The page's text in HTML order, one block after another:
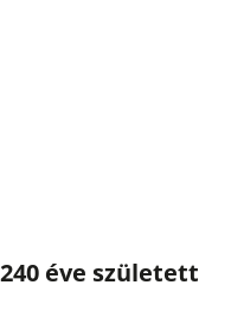
éve született